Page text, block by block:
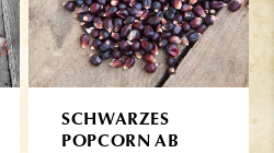
SCHWARZES
POPCORN AB